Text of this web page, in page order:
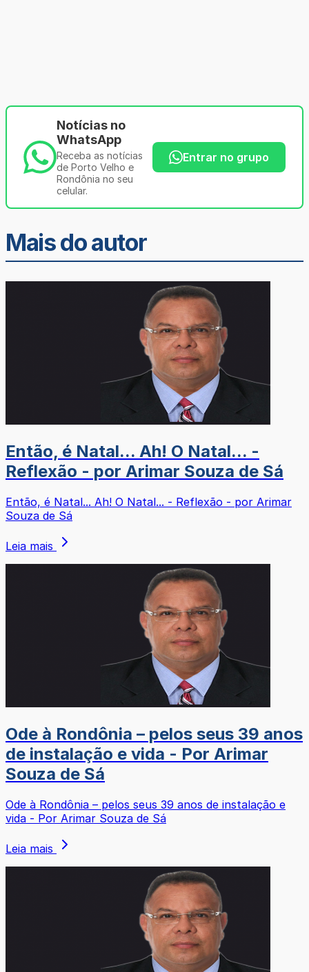
Notícias no
WhatsApp
Receba as notícias
de Porto Velho e
Rondônia no seu
celular.
Entrar no grupo
Mais do autor
Então, é Natal... Ah! O Natal... -
Reflexão - por Arimar Souza de Sá
Então, é Natal... Ah! O Natal... - Reflexão - por Arimar
Souza de Sá
Leia mais
Ode à Rondônia – pelos seus 39 anos
de instalação e vida - Por Arimar
Souza de Sá
Ode à Rondônia – pelos seus 39 anos de instalação e
vida - Por Arimar Souza de Sá
Leia mais